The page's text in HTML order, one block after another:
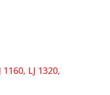
LJ 1320,